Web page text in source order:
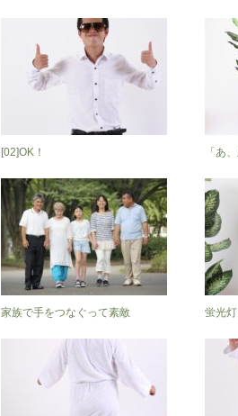
[02]OK！ 「あ
家族で手をつなぐって素敵 蛍光